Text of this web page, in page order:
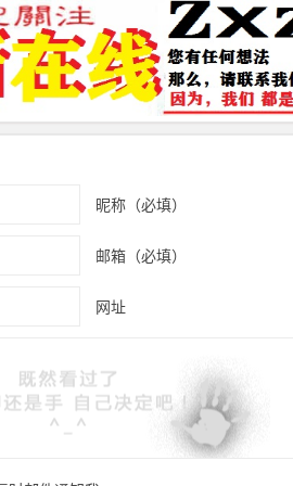
昵称（必填）
邮箱（必填）
网址